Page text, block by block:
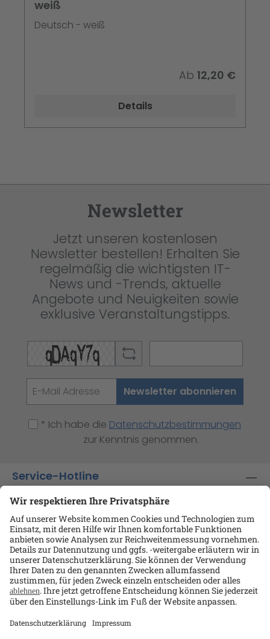
weiß
Deutsch - weiß
Ab 12,20 €
Details
Newsletter
Jetzt unseren kostenlosen
Newsletter bestellen! Erhalten Sie
regelmäßig die wichtigsten IT-
News und -Trends, aktuelle
Angebote und Neuigkeiten sowie
exklusive Veranstaltungstipps.
Newsletter abonnieren
* Ich habe die Datenschutzbestimmungen
zur Kenntnis genommen.
Service-Hotline
Shop-Service
Informationen
Ansprechpartner
Kontakt